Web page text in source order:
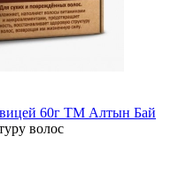
60г ТМ Алтын Бай
волос